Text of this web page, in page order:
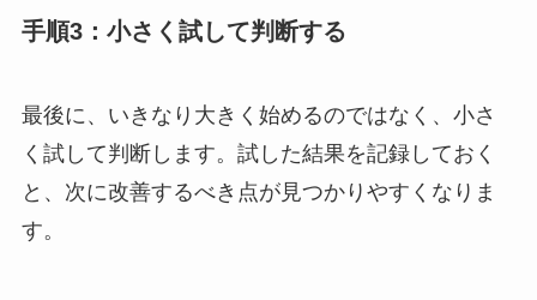
手順3：小さく試して判断する
最後に、いきなり大きく始めるのではなく、小さ
く試して判断します。試した結果を記録しておく
と、次に改善するべき点が見つかりやすくなりま
す。